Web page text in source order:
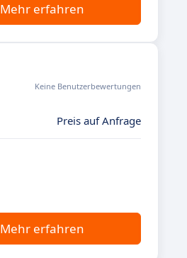
Mehr erfahren
Keine Benutzerbewertungen
Preis auf Anfrage
Mehr erfahren